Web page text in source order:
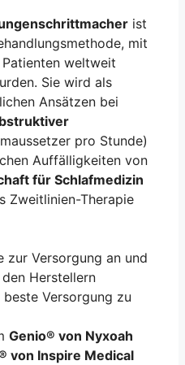
ist
mit
weltweit
Sie wird als
Ansätzen bei
pro Stunde)
Auffälligkeiten von
für Schlafmedizin
Zweitlinien-Therapie
zur Versorgung an und
Herstellern
Versorgung zu
Genio® von Nyxoah
von Inspire Medical